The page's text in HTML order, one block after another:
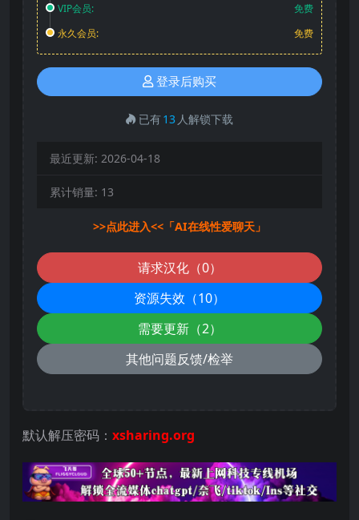
VIP会员:
免费
永久会员:
免费
登录后购买
已有13 人解锁下载
最近更新: 2026-04-18
累计销量: 13
>>点此进入<<「AI在线性爱聊天」
请求汉化（0）
资源失效（10）
需要更新（2）
其他问题反馈/检举
默认解压密码： xsharing.org